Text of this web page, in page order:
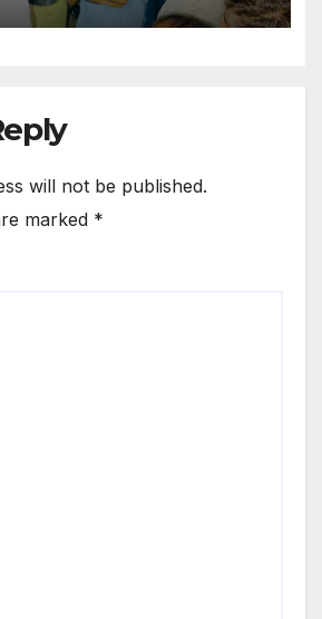
will not be published.
marked *